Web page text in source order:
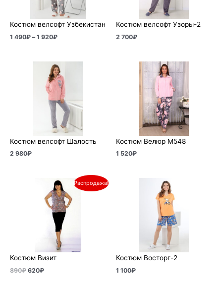
Костюм велсофт Узбекистан
1 490₽ – 1 920₽
Костюм велсофт Узоры-2
2 700₽
Костюм велсофт Шалость
2 980₽
Костюм Велюр М548
1 520₽
Распродажа!
Костюм Визит
890₽
Первоначальная
составляла
620₽
Текущая
цена:
620₽.
Костюм Восторг-2
1 100₽